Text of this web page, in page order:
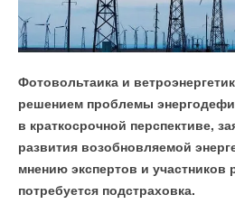
Фотовольтаика и
решением проблемы
в краткосрочной перспективе,
развития возобновляемой
мнению экспертов и
потребуется подстраховка.
НОВОСТИ СОК 25 ИЮНЯ 2026
→
В РФ испытали безопасные и
для электромобилей и БПЛА
НОВОСТИ СОК 19 ИЮНЯ 2026
НОВОСТИ СОК 17 ИЮНЯ 2026
→
Заключена крупнейшая в мире
натрий-ионных батарей для СНЭ
НОВОСТИ СОК 4 МАЯ 2026
на прокол гвоздем Goliath P1 не
и сохраняла полную
аккумуляторов в аналогичных
достигать 600°C, повышая риск
возгорания. Благодаря
электромобили могут стать
планирует наладить массовое
году, используя существующую